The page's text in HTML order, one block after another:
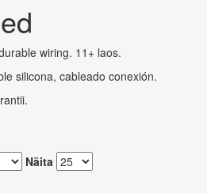
wiring. 11+ laos.
silicona, cableado conexión.
Näita